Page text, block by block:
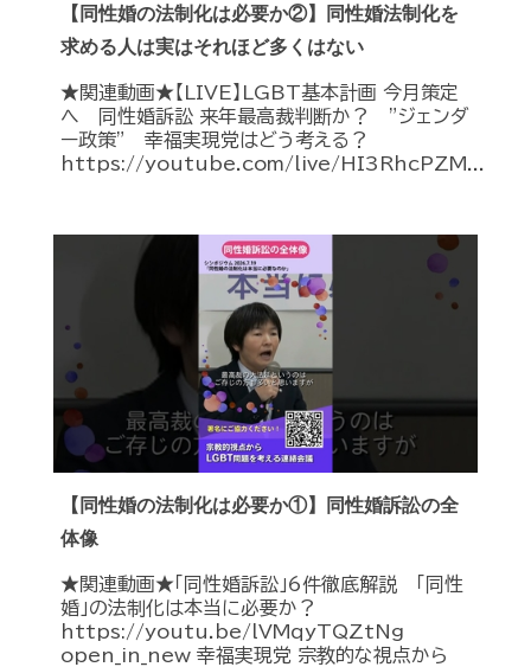
【同性婚の法制化は必要か②】同性婚法制化を
求める人は実はそれほど多くはない
★関連動画★【LIVE】LGBT基本計画 今月策定
へ 同性婚訴訟 来年最高裁判断か？ ”ジェンダ
ー政策” 幸福実現党はどう考える？
https://youtube.com/live/HI3RhcPZM...
【同性婚の法制化は必要か①】同性婚訴訟の全
体像
★関連動画★「同性婚訴訟」6件徹底解説 「同性
婚」の法制化は本当に必要か？
https://youtu.be/lVMqyTQZtNg
open_in_new 幸福実現党 宗教的な視点から